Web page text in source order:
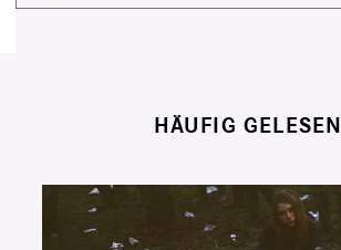
HÄUFIG GELESEN